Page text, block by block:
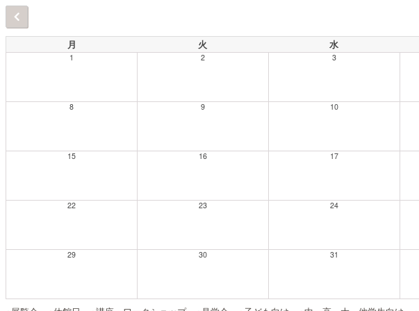
月 火 水
1 2 3
8 9 10
15 16 17
22 23 24
29 30 31